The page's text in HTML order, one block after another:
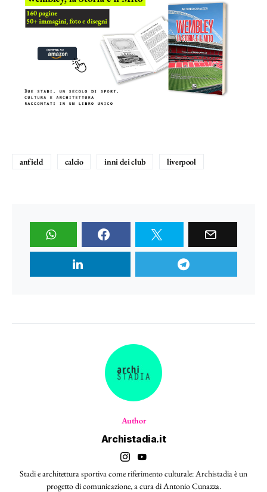
anfield calcio inni dei club liverpool
Author
Archistadia.it
Stadi e architettura sportiva come riferimento culturale: Archistadia è un
progetto di comunicazione, a cura di Antonio Cunazza.